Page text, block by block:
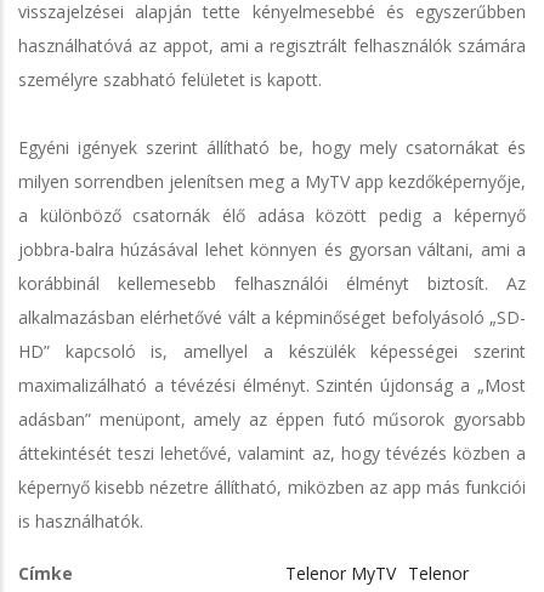
visszajelzései alapján tette kényelmesebbé és egyszerűbben
használhatóvá az appot, ami a regisztrált felhasználók számára
személyre szabható felületet is kapott.
Egyéni igények szerint állítható be, hogy mely csatornákat és
milyen sorrendben jelenítsen meg a MyTV app kezdőképernyője,
a különböző csatornák élő adása között pedig a képernyő
jobbra-balra húzásával lehet könnyen és gyorsan váltani, ami a
korábbinál kellemesebb felhasználói élményt biztosít. Az
alkalmazásban elérhetővé vált a képminőséget befolyásoló „SD-
HD” kapcsoló is, amellyel a készülék képességei szerint
maximalizálható a tévézési élményt. Szintén újdonság a „Most
adásban” menüpont, amely az éppen futó műsorok gyorsabb
áttekintését teszi lehetővé, valamint az, hogy tévézés közben a
képernyő kisebb nézetre állítható, miközben az app más funkciói
is használhatók.
Címke Telenor MyTV Telenor